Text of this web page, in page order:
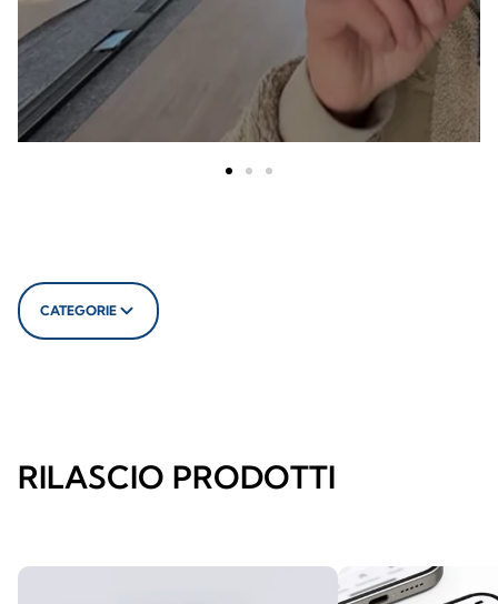
CATEGORIE
RILASCIO PRODOTTI